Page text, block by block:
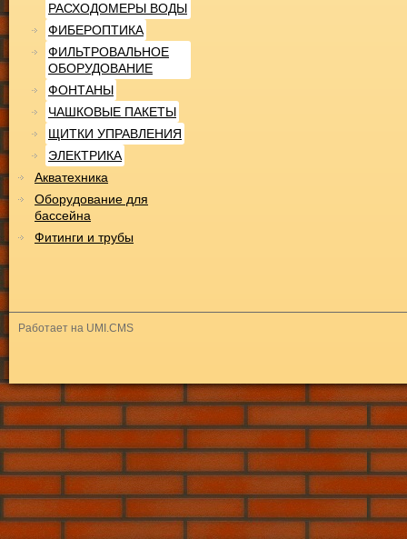
РАСХОДОМЕРЫ ВОДЫ
ФИБЕРОПТИКА
ФИЛЬТРОВАЛЬНОЕ
ОБОРУДОВАНИЕ
ФОНТАНЫ
ЧАШКОВЫЕ ПАКЕТЫ
ЩИТКИ УПРАВЛЕНИЯ
ЭЛЕКТРИКА
Акватехника
Оборудование для
бассейна
Фитинги и трубы
Работает на UMI.CMS